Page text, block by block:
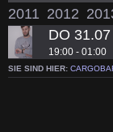
2011 2012
DO 31.07
19:00 - 01:00
SIE SIND HIER: